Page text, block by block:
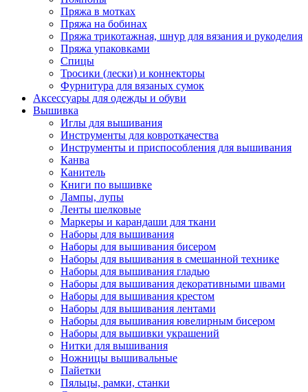
Пряжа в мотках
Пряжа на бобинах
Пряжа трикотажная, шнур для вязания и рукоделия
Пряжа упаковками
Спицы
Тросики (лески) и коннекторы
Фурнитура для вязаных сумок
Аксессуары для одежды и обуви
Вышивка
Иглы для вышивания
Инструменты для ковроткачества
Инструменты и приспособления для вышивания
Канва
Канитель
Книги по вышивке
Лампы, лупы
Ленты шелковые
Маркеры и карандаши для ткани
Наборы для вышивания
Наборы для вышивания бисером
Наборы для вышивания в смешанной технике
Наборы для вышивания гладью
Наборы для вышивания декоративными швами
Наборы для вышивания крестом
Наборы для вышивания лентами
Наборы для вышивания ювелирным бисером
Наборы для вышивки украшений
Нитки для вышивания
Ножницы вышивальные
Пайетки
Пяльцы, рамки, станки